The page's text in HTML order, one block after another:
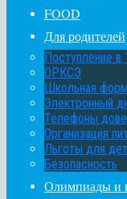
FOOD
Для родителей
Поступление в
ОРКСЭ
Школьная
Электронный
Телефоны
Организация
Льготы для
Безопасность
Олимпиады и